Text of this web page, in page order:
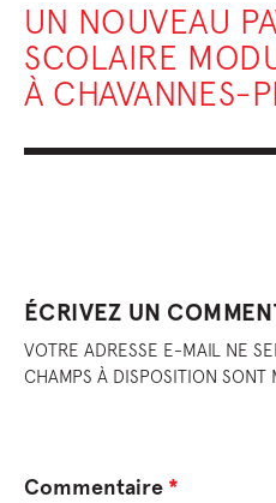
UN NOUVEAU
SCOLAIRE
À CHAVANNES-
ÉCRIVEZ UN
VOTRE ADRESSE E-MAIL NE
CHAMPS À DISPOSITION SONT
Commentaire *